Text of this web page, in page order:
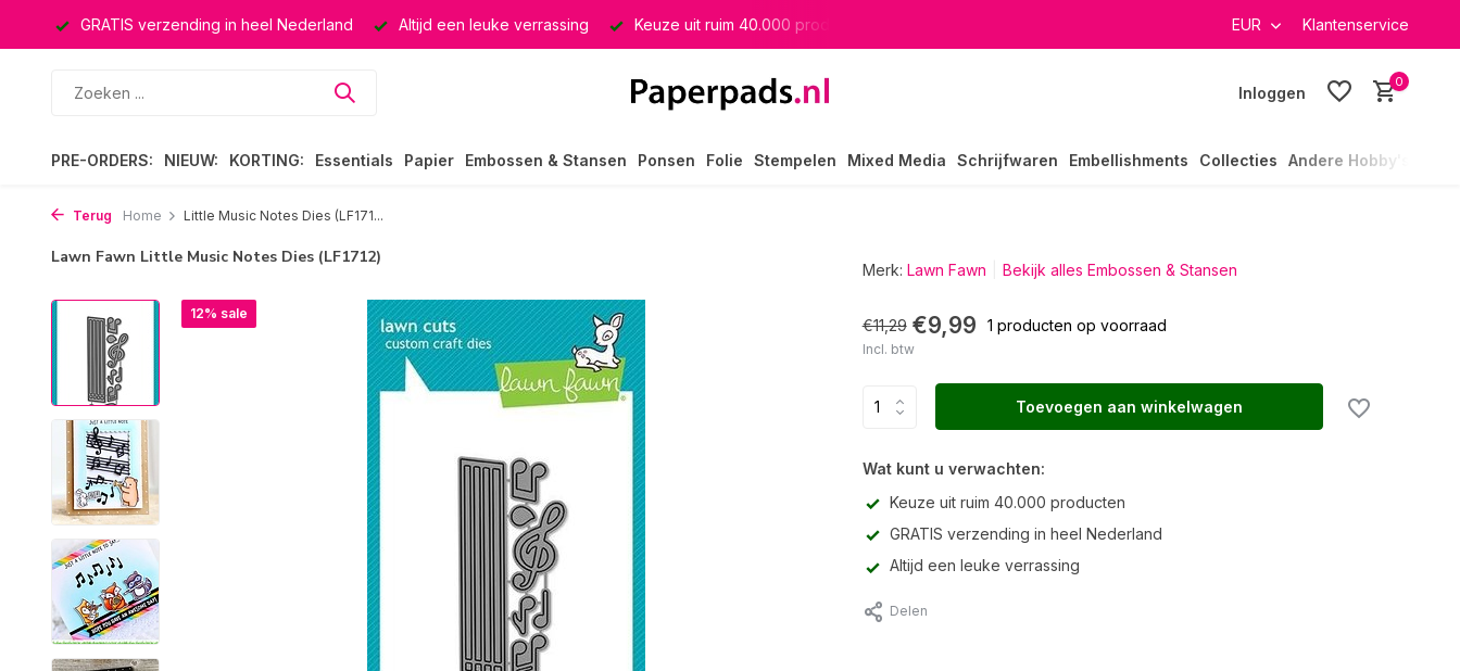
GRATIS verzending in heel Nederland Altijd een leuke verrassing Keuze uit ruim 40.000 producten EUR Klantenservice
Inloggen
0
PRE-ORDERS: NIEUW: KORTING: Essentials Papier Embossen & Stansen Ponsen Folie Stempelen Mixed Media Schrijfwaren Embellishments Collecties Andere Hobby's
Terug Home Little Music Notes Dies (LF171...
Lawn Fawn Little Music Notes Dies (LF1712)
12% sale
Merk: Lawn Fawn Bekijk alles Embossen & Stansen
€11,29 €9,99 1 producten op voorraad
Incl. btw
Toevoegen aan winkelwagen
Wat kunt u verwachten:
Keuze uit ruim 40.000 producten
GRATIS verzending in heel Nederland
Altijd een leuke verrassing
Delen